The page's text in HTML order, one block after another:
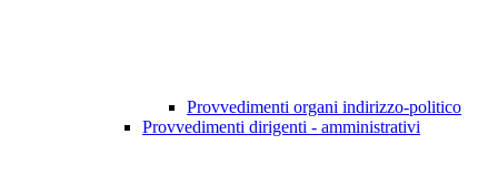
Provvedimenti organi indirizzo-politico
Provvedimenti dirigenti - amministrativi